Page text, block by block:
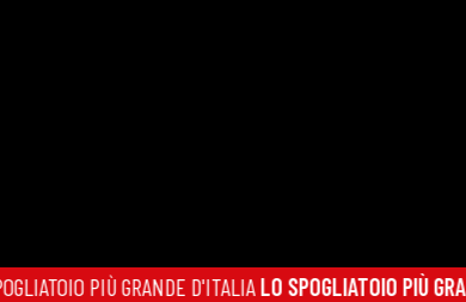
PIÙ GRANDE D'ITALIALO SPOGLIATOIO PIÙ GRANDE